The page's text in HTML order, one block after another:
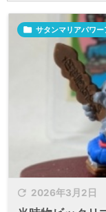
 2026年3月2日
 サタンマリアパワー